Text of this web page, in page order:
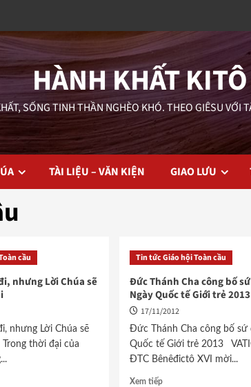
HÀNH KHẤT KITÔ
SỐNG TINH THẦN NGHÈO KHÓ. THEO GIÊSU VỚI
TÀI LIỆU – VĂN KIỆN GIAO LƯU
cầu
nhưng Lời Chúa sẽ
nhưng Lời Chúa sẽ
thời đại của
Tin tức Giáo hội Toàn cầu
Đức Thánh Cha công bố
Ngày Quốc tế Giới trẻ 2013
17/11/2012
Đức Thánh Cha công bố sứ
Quốc tế Giới trẻ 2013
ĐTC Bênêđictô XVI mời...
Xem tiếp